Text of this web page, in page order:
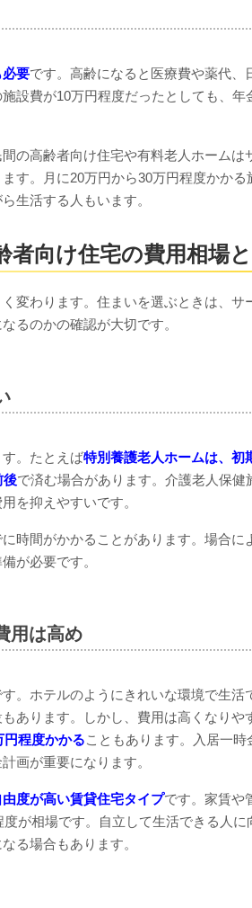
要です。高齢になると医療費や薬代、
設費が10万円程度だったとしても、年
の高齢者向け住宅や有料老人ホームは
す。月に20万円から30万円程度かかる
生活する人もいます。
向け住宅の費用相場
変わります。住まいを選ぶときは、サ
るのかの確認が大切です。
。たとえば特別養護老人ホームは、初
後で済む場合があります。介護老人保健
を抑えやすいです。
時間がかかることがあります。場合に
が必要です。
用は高め
。ホテルのようにきれいな環境で生活
あります。しかし、費用は高くなりや
円程度かかることもあります。入居一時
画が重要になります。
度が高い賃貸住宅タイプです。家賃や
が相場です。自立して生活できる人に
る場合もあります。